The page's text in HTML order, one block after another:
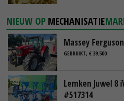
NIEUW OP MECHANISATIE
Massey
GEBRUIKT, € 39.500
Lemken Juwel 8
#517314